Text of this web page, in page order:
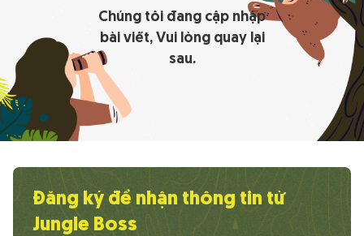
Chúng tôi đang cập nhập
bài viết, Vui lòng quay lại
sau.
Đăng ký để nhận thông tin từ
Jungle Boss